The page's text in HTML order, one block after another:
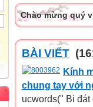
Chào mừng quý
BÀI VIẾT
Kính
chung tay với
ucwords(" Bi